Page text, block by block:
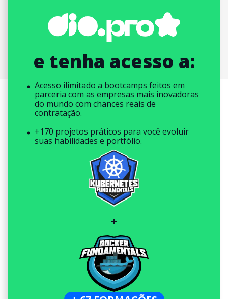
e tenha acesso a:
Acesso ilimitado a bootcamps feitos em
parceria com as empresas mais inovadoras
do mundo com chances reais de
contratação.
+170 projetos práticos para você evoluir
suas habilidades e portfólio.
+